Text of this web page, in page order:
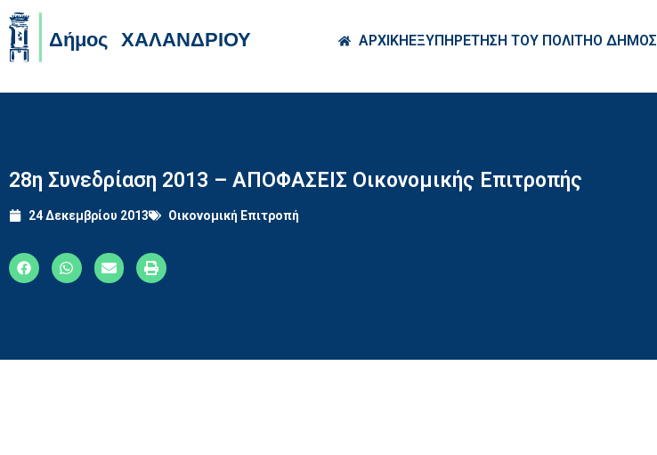
ΑΡΧΙΚΗΕΞΥΠΗΡΕΤΗΣΗ ΤΟΥ ΠΟΛΙΤΗΟ ΔΗΜΟΣ
28η Συνεδρίαση 2013 – ΑΠΟΦΑΣΕΙΣ Οικονομικής Επιτροπής
24 Δεκεμβρίου 2013 Οικονομική Επιτροπή